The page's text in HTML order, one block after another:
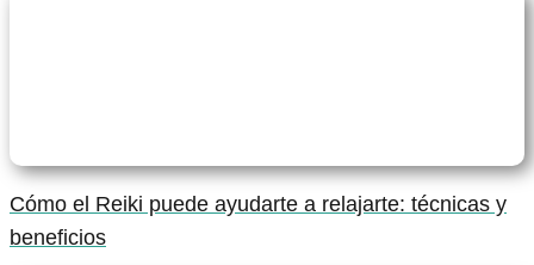
Cómo el Reiki puede ayudarte a relajarte: técnicas y
beneficios